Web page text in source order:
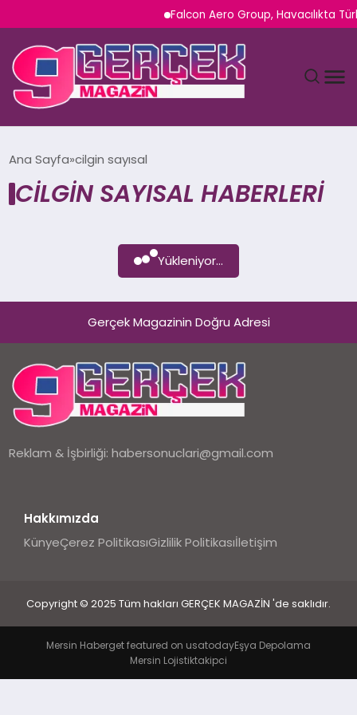
Falcon Aero Group, Havacılıkta
YAŞAM
EKONOMI
Ana Sayfa cilgin sayısal
CILGIN SAYISAL HABERLERI
Yükleniyor...
Gerçek Magazinin Doğru Adresi
Reklam & İşbirliği:habersonuclari@gmail.com
Hakkımızda
KünyeÇerez PolitikasıGizlilik Politikasıİletişim
Copyright © 2025 Tüm hakları GERÇEK MAGAZİN 'de saklıdır.
Mersin Haberget featured on usatodayEşya Depolama
Mersin Lojistiktakipci